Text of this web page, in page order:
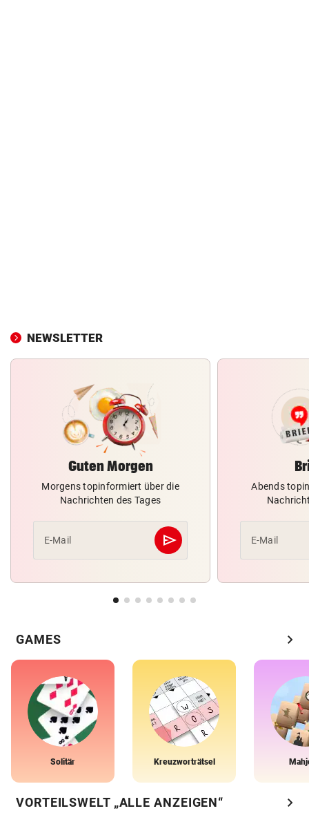
NEWSLETTER
Guten Morgen
Morgens topinformiert über die
Nachrichten des Tages
E-Mail send
Abschicken
Abends
E-Mail
GAMES chevron_right
Solitär Kreuzworträtsel
VORTEILSWELT „ALLE ANZEIGEN“ chevron_right